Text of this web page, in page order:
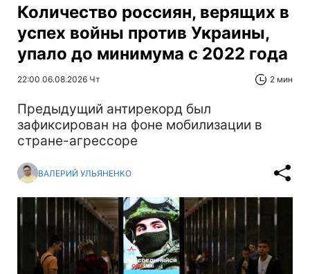
Количество россиян, верящих в
успех войны против Украины,
упало до минимума с 2022 года
22:00 06.08.2026 Чт 2 мин
Предыдущий антирекорд был
зафиксирован на фоне мобилизации в
стране-агрессоре
ВАЛЕРИЙ УЛЬЯНЕНКО